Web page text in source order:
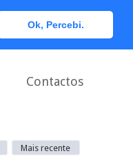
Ok, Percebi.
0
Contactos
Mais recente